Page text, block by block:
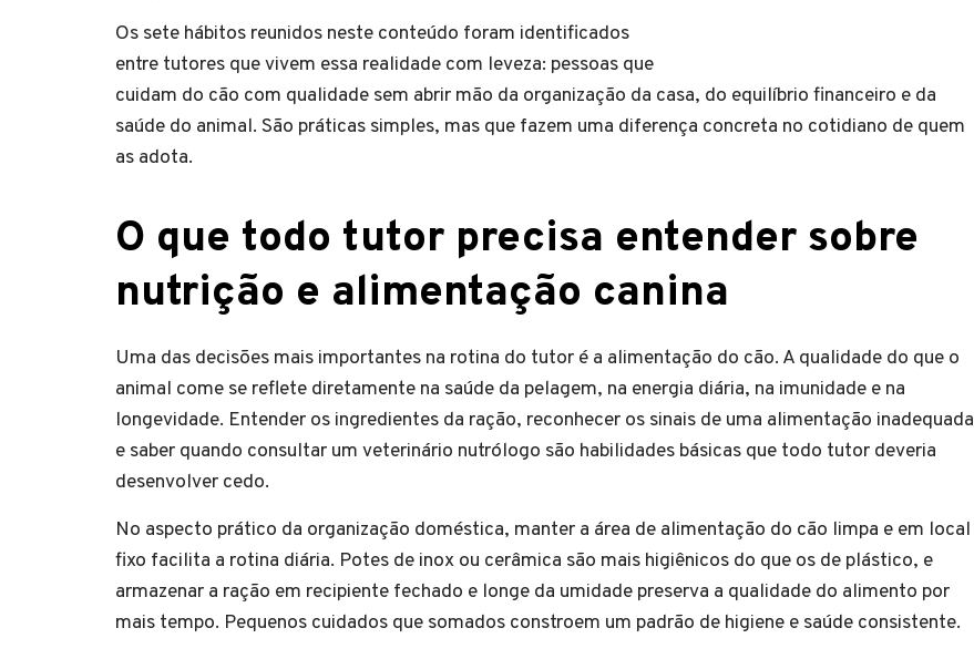
Os sete hábitos reunidos neste conteúdo foram identificados
entre tutores que vivem essa realidade com leveza: pessoas que
cuidam do cão com qualidade sem abrir mão da organização da casa, do equilíbrio financeiro e da
saúde do animal. São práticas simples, mas que fazem uma diferença concreta no cotidiano de quem
as adota.
O que todo tutor precisa entender sobre
nutrição e alimentação canina
Uma das decisões mais importantes na rotina do tutor é a alimentação do cão. A qualidade do que o
animal come se reflete diretamente na saúde da pelagem, na energia diária, na imunidade e na
longevidade. Entender os ingredientes da ração, reconhecer os sinais de uma alimentação inadequada
e saber quando consultar um veterinário nutrólogo são habilidades básicas que todo tutor deveria
desenvolver cedo.
No aspecto prático da organização doméstica, manter a área de alimentação do cão limpa e em local
fixo facilita a rotina diária. Potes de inox ou cerâmica são mais higiênicos do que os de plástico, e
armazenar a ração em recipiente fechado e longe da umidade preserva a qualidade do alimento por
mais tempo. Pequenos cuidados que somados constroem um padrão de higiene e saúde consistente.